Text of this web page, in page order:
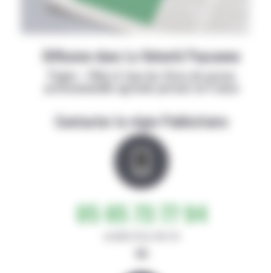
Diffusion dans La Volonté Paysanne
Papier + Web et tous les titres de presse
Contacter la régie Publicitaire
05 65 73 77 94
ou